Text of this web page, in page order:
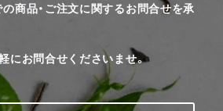
商品・ご注文に関するお問合せを承
にお問合せくださいませ。